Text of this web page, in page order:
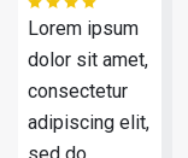
Lorem ipsum
dolor sit amet,
consectetur
adipiscing elit,